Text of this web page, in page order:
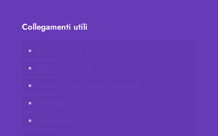
Collegamenti utili